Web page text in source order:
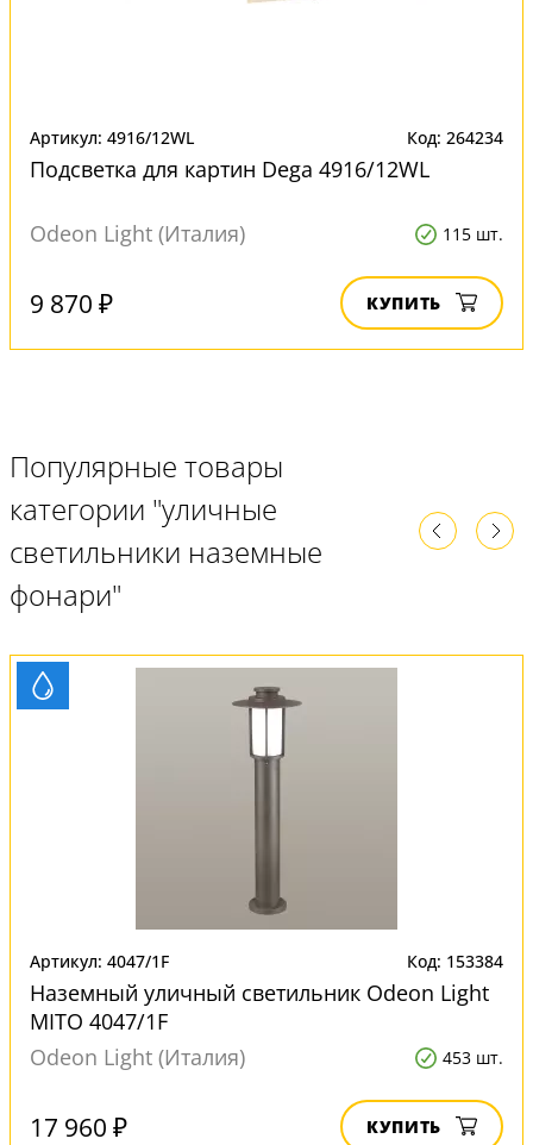
Артикул: 4916/12WL Код: 264234
Подсветка для картин Dega 4916/12WL
Odeon Light (Италия) 115 шт.
9 870 ₽ КУПИТЬ
Популярные товары
категории "уличные
светильники наземные
фонари"
Артикул: 4047/1F Код: 153384
Наземный уличный светильник Odeon Light
MITO 4047/1F
Odeon Light (Италия)
453 шт.
17 960 ₽ КУПИТЬ